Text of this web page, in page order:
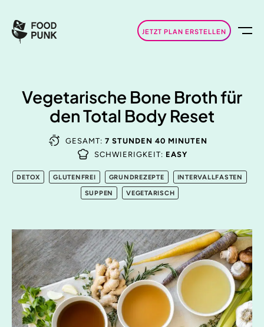
JETZT PLAN ERSTELLEN
Vegetarische Bone Broth für
den Total Body Reset
GESAMT: 7 STUNDEN 40 MINUTEN
SCHWIERIGKEIT: EASY
DETOX GLUTENFREI GRUNDREZEPTE INTERVALLFASTEN
SUPPEN VEGETARISCH